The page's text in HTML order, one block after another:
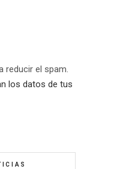
reducir el spam.
los datos de tus